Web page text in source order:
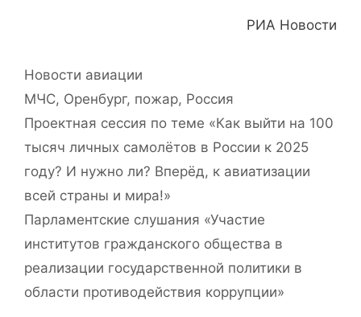
РИА Новости
Рубрики
Новости авиации
Метки
МЧС, Оренбург, пожар, Россия
Проектная сессия по теме «Как выйти на 100
тысяч личных самолётов в России к 2025
году? И нужно ли? Вперёд, к авиатизации
всей страны и мира!»
Парламентские слушания «Участие
институтов гражданского общества в
реализации государственной политики в
области противодействия коррупции»